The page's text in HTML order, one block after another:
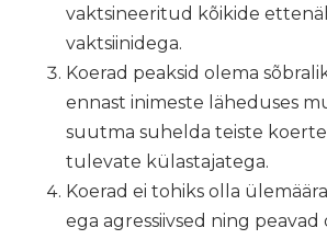
vaktsineeritud kõikide
vaktsiinidega.
Koerad peaksid olema
ennast inimeste läheduses
suutma suhelda teiste
tulevate külastajatega.
Koerad ei tohiks olla
ega agressiivsed ning peavad